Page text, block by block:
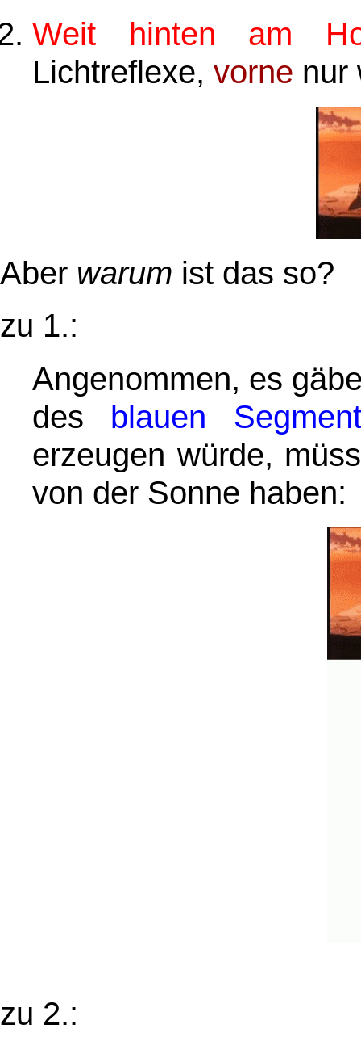
Weit hinten am
Lichtreflexe, vorne nur
Aber warum ist das so?
zu 1.:
Angenommen, es
des blauen
erzeugen würde,
von der Sonne haben:
zu 2.: